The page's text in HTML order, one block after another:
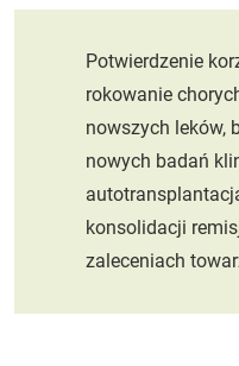
Potwierdzenie
rokowanie
nowszych leków,
nowych badań
konsolidacji
zaleceniach